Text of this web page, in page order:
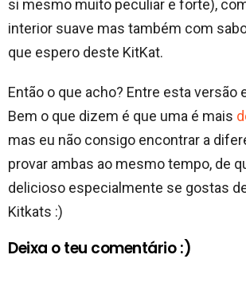
si mesmo muito peculiar e forte),
interior suave mas também com
que espero deste KitKat.
Então o que acho? Entre esta versão
Bem o que dizem é que uma é mais
mas eu não consigo encontrar a
provar ambas ao mesmo tempo, de
delicioso especialmente se gostas
Kitkats :)
Deixa o teu comentário :)